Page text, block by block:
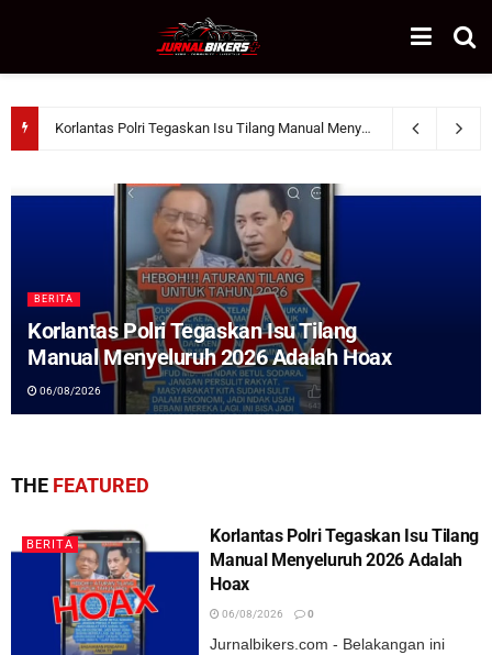
Korlantas Polri Tegaskan Isu Tilang Manual Menyeluruh 2026 Adalah Hoax
BERITA
Korlantas Polri Tegaskan Isu Tilang
Manual Menyeluruh 2026 Adalah Hoax
06/08/2026
THE FEATURED
BERITA
Korlantas Polri Tegaskan Isu Tilang
Manual Menyeluruh 2026 Adalah
Hoax
06/08/2026 0
Jurnalbikers.com - Belakangan ini